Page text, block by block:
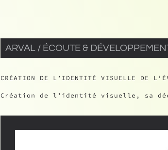
ARVAL / ÉCOUTE &
CRÉATION DE L’IDENTITÉ VISUELLE DE
Création de l’identité visuelle, sa